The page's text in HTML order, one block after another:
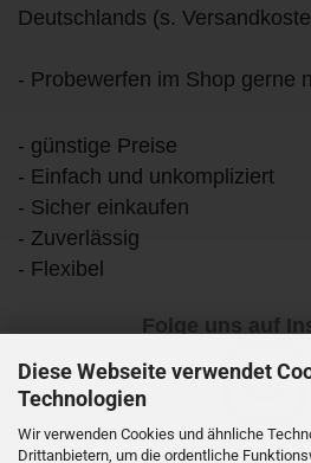
Diese Webseite verwendet
Technologien
Wir verwenden Cookies und ähnliche
Drittanbietern, um die ordentliche
Deutschlands (s.
- Probewerfen im Shop gerne
- günstige Preise
- Einfach und unkompliziert
- Sicher einkaufen
- Zuverlässig
- Flexibel
Folge uns auf